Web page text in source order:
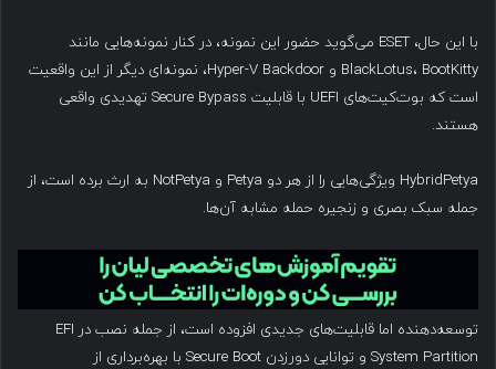
با این حال، ESET می‌گوید حضور این نمونه، در کنار نمونه‌هایی مانند
BlackLotus، BootKitty و Hyper-V Backdoor، نمونه‌ای دیگر از این واقعیت
است که بوت‌کیت‌های UEFI با قابلیت Secure Bypass تهدیدی واقعی
هستند.
HybridPetya ویژگی‌هایی را از هر دو Petya و NotPetya به ارث برده است، از
جمله سبک بصری و زنجیره حمله مشابه آن‌ها.
توسعه‌دهنده اما قابلیت‌های جدیدی افزوده است، از جمله نصب در EFI
System Partition و توانایی دورزدن Secure Boot با بهره‌برداری از